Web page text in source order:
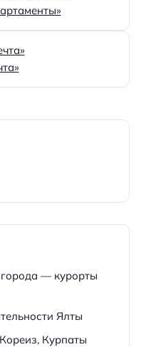
— курорты
Ялты
Курпаты